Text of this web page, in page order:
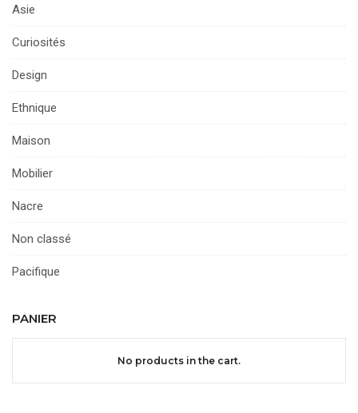
Asie
Curiosités
Design
Ethnique
Maison
Mobilier
Nacre
Non classé
Pacifique
PANIER
No products in the cart.